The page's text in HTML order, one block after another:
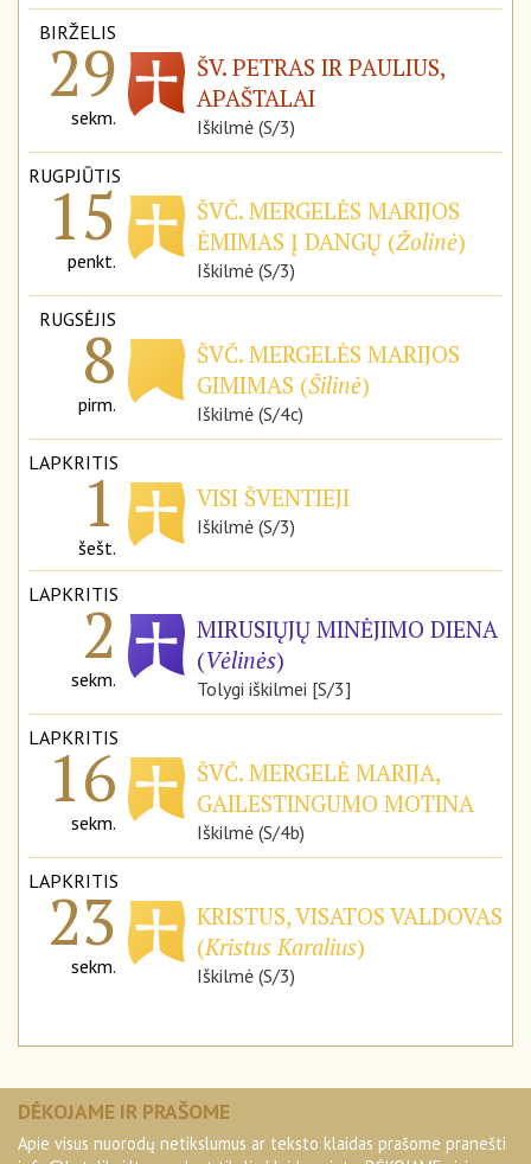
BIRŽELIS
29
sekm.
ŠV. PETRAS IR PAULIUS,
APAŠTALAI
Iškilmė (S/3)
RUGPJŪTIS
15
penkt.
ŠVČ. MERGELĖS MARIJOS
ĖMIMAS Į DANGŲ (Žolinė)
Iškilmė (S/3)
RUGSĖJIS
8
pirm.
ŠVČ. MERGELĖS MARIJOS
GIMIMAS (Šilinė)
Iškilmė (S/4c)
LAPKRITIS
1
šešt.
VISI ŠVENTIEJI
Iškilmė (S/3)
LAPKRITIS
2
sekm.
MIRUSIŲJŲ MINĖJIMO DIENA
(Vėlinės)
Tolygi iškilmei [S/3]
LAPKRITIS
16
sekm.
ŠVČ. MERGELĖ MARIJA,
GAILESTINGUMO MOTINA
Iškilmė (S/4b)
LAPKRITIS
23
sekm.
KRISTUS, VISATOS VALDOVAS
(Kristus Karalius)
Iškilmė (S/3)
DĖKOJAME IR PRAŠOME
Apie visus nuorodų netikslumus ar teksto klaidas prašome pranešti